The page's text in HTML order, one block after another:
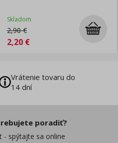
Skladom
2,90€
2,20€
Vrátenie tovaru do
14 dní
poradiť?
- spýtajte sa online